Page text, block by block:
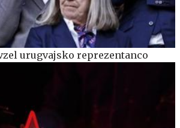
urugvajsko reprezentanco